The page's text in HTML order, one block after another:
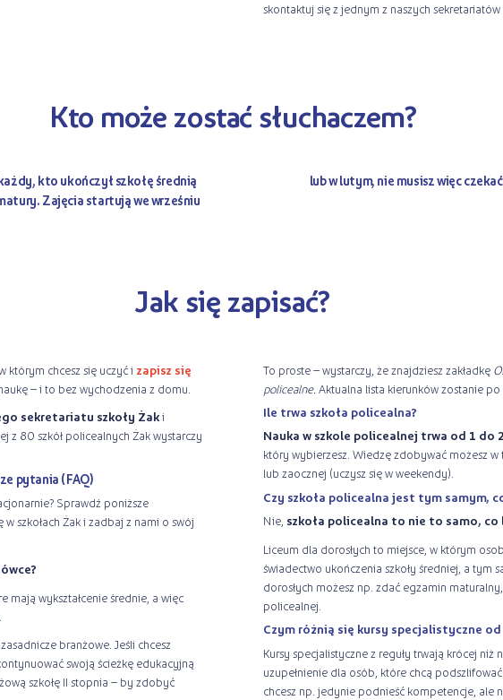
skontaktuj się z jednym z naszych
Kto może zostać słuchaczem?
kto ukończył szkołę średnią
Zajęcia startują we wrześniu
lub w lutym, nie musisz więc
Jak się zapisać?
którym chcesz się uczyć i zapisz się
– i to bez wychodzenia z domu.
sekretariatu szkoły Żaki
z 80 szkół policealnych Żak wystarczy
pytania (FAQ)
Sprawdź poniższe
szkołach Żak i zadbaj z nami o swój
mają wykształcenie średnie, a więc
branżowe. Jeśli chcesz
swoją ścieżkę edukacyjną
szkołę II stopnia – by zdobyć
To proste – wystarczy, że znajdziesz zakładkę
policealne. Aktualna lista kierunków zostanie
Ile trwa szkoła policealna?
Nauka w szkole policealnej trwa od 1 do
który wybierzesz. Wiedzę zdobywać możesz
lub zaocznej (uczysz się w weekendy).
Czy szkoła policealna jest tym samym,
Nie, szkoła policealna to nie to samo, co
Liceum dla dorosłych to miejsce, w którym
świadectwo ukończenia szkoły średniej, a tym
dorosłych możesz np. zdać egzamin
policealnej.
Czym różnią się kursy specjalistyczne
Kursy specjalistyczne z reguły trwają krócej
uzupełnienie dla osób, które chcą
chcesz np. jedynie podnieść kompetencje, ale